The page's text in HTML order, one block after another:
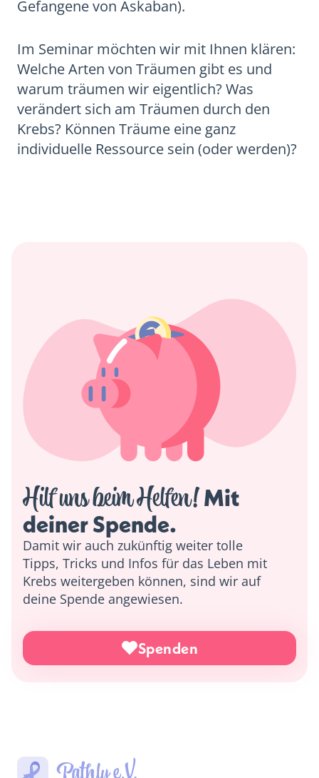
Gefangene von Askaban).
Im Seminar möchten wir mit Ihnen klären:
Welche Arten von Träumen gibt es und
warum träumen wir eigentlich? Was
verändert sich am Träumen durch den
Krebs? Können Träume eine ganz
individuelle Ressource sein (oder werden)?
Hilf uns beim Helfen! Mit
deiner Spende.
Damit wir auch zukünftig weiter tolle
Tipps, Tricks und Infos für das Leben mit
Krebs weitergeben können, sind wir auf
deine Spende angewiesen.
Spenden